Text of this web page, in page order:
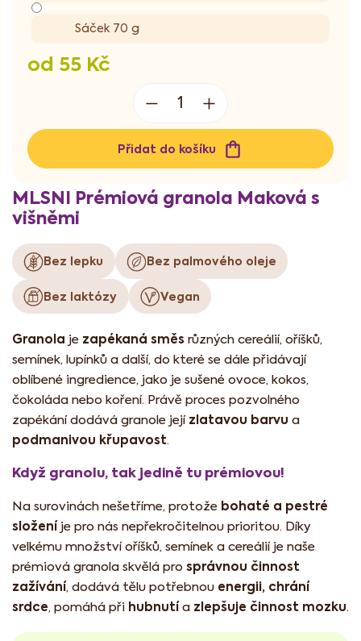
od 55 Kč
Sáček 70 g
Přidat do košíku
MLSNI Prémiová granola Maková s
višněmi
Bez lepku Bez palmového oleje
Bez laktózy Vegan
Granola je zapékaná směs různých cereálií, oříšků,
semínek, lupínků a další, do které se dále přidávají
oblíbené ingredience, jako je sušené ovoce, kokos,
čokoláda nebo koření. Právě proces pozvolného
zapékání dodává granole její zlatavou barvu a
podmanivou křupavost.
Když granolu, tak jedině tu prémiovou!
Na surovinách nešetříme, protože bohaté a pestré
složení je pro nás nepřekročitelnou prioritou. Díky
velkému množství oříšků, semínek a cereálií je naše
prémiová granola skvělá pro správnou činnost
zažívání, dodává tělu potřebnou energii, chrání
srdce, pomáhá při hubnutí a zlepšuje činnost mozku.